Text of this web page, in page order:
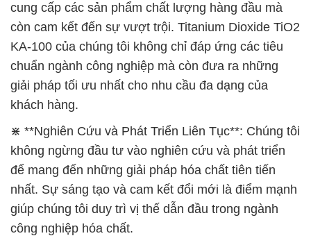
cung cấp các sản phẩm chất lượng hàng đầu mà
còn cam kết đến sự vượt trội. Titanium Dioxide TiO2
KA-100 của chúng tôi không chỉ đáp ứng các tiêu
chuẩn ngành công nghiệp mà còn đưa ra những
giải pháp tối ưu nhất cho nhu cầu đa dạng của
khách hàng.
⋇ **Nghiên Cứu và Phát Triển Liên Tục**: Chúng tôi
không ngừng đầu tư vào nghiên cứu và phát triển
để mang đến những giải pháp hóa chất tiên tiến
nhất. Sự sáng tạo và cam kết đổi mới là điểm mạnh
giúp chúng tôi duy trì vị thế dẫn đầu trong ngành
công nghiệp hóa chất.